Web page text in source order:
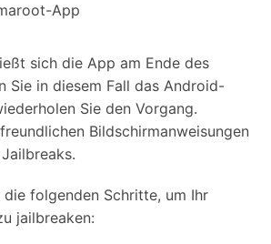
App
sich die App am Ende des
Sie in diesem Fall das Android-
Sie den Vorgang.
Bildschirmanweisungen
die folgenden Schritte, um Ihr
jailbreaken: